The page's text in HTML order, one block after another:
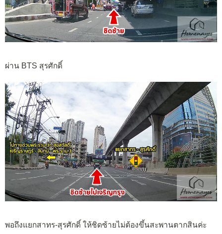
ผ่าน BTS สุรศักดิ์
พอถึงแยกสาทร-สุรศักดิ์ ให้ชิดซ้ายไม่ต้องขึ้นสะพานตากสินค่ะ